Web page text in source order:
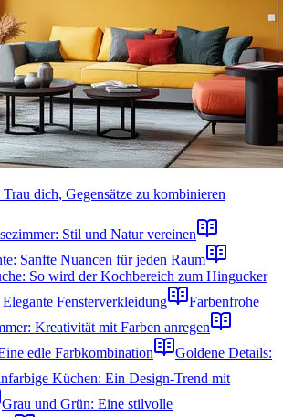
dich, Gegensätze zu kombinieren
Stil und Natur vereinen
Sanfte Nuancen für jeden Raum
So wird der Kochbereich zum Hingucker
Fensterverkleidung
Farbenfrohe
Kreativität mit Farben anregen
edle Farbkombination
Goldene Details:
Küchen: Ein Design-Trend mit
Grau und Grün: Eine stilvolle